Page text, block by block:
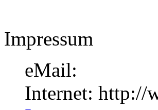
Impressum
eMail:
Internet: http://